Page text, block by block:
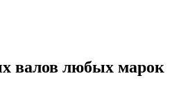
валов любых марок